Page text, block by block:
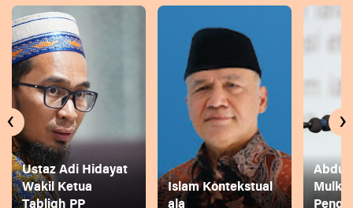
Ustaz Adi Hidayat
Wakil Ketua
Tabligh PP
Islam Kontekstual
ala
Abdul
‹ ›